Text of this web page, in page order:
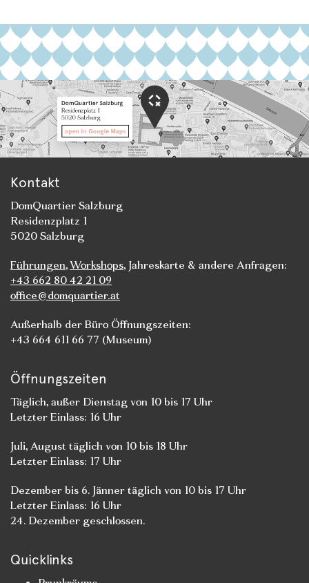
Kontakt
DomQuartier Salzburg
Residenzplatz 1
5020 Salzburg
Führungen,Workshops, Jahreskarte & andere Anfragen:
+43 662 80 42 21 09
office@domquartier.at
Außerhalb der Büro Öffnungszeiten:
+43 664 611 66 77 (Museum)
Öffnungszeiten
Täglich, außer Dienstag von 10 bis 17 Uhr
Letzter Einlass: 16 Uhr
Juli, August täglich von 10 bis 18 Uhr
Letzter Einlass: 17 Uhr
Dezember bis 6. Jänner täglich von 10 bis 17 Uhr
Letzter Einlass: 16 Uhr
24. Dezember geschlossen.
Quicklinks